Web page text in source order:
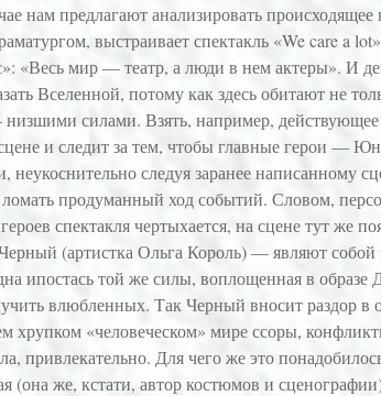
нам предлагают анализировать
выстраивает спектакль «We care a
«Весь мир — театр, а люди в нем актеры». И
Вселенной, потому как здесь обитают не
силами. Взять, например, действующее
и следит за тем, чтобы главные герои —
следуя заранее написанному
продуманный ход событий. Словом,
спектакля чертыхается, на сцене тут же
(артистка Ольга Король) — являют
ипостась той же силы, воплощенная в
влюбленных. Так Черный вносит
хрупком «человеческом» мире ссоры,
привлекательно. Для чего же это
же, кстати, автор костюмов и